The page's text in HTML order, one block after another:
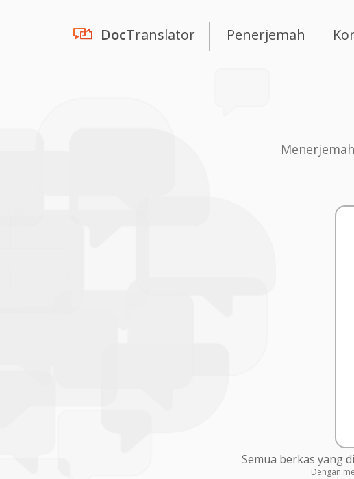
DocTranslator Penerjemah
Semua berkas yang
Dengan